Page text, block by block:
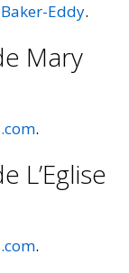
Eddy.
Mary
.
L’Eglise
.